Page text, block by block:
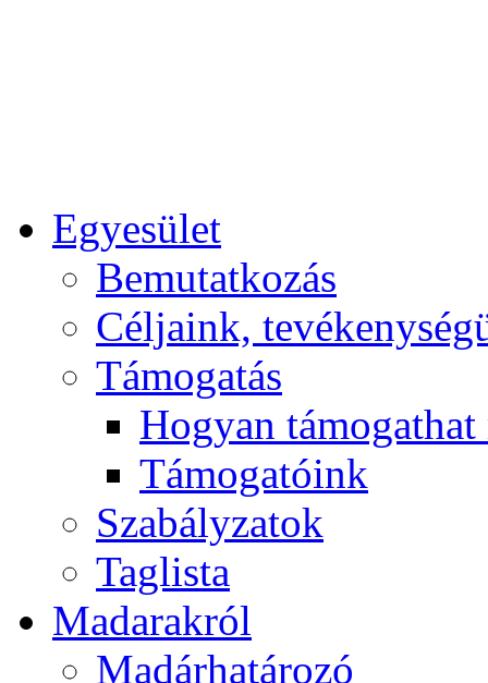
Egyesület
Bemutatkozás
Céljaink,
Támogatás
Hogyan
Támogatóink
Szabályzatok
Taglista
Madarakról
Madárhatározó